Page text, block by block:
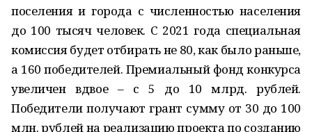
поселения и города с численностью населения
до 100 тысяч человек. С 2021 года специальная
комиссия будет отбирать не 80, как было раньше,
а 160 победителей. Премиальный фонд конкурса
увеличен вдвое – с 5 до 10 млрд. рублей.
Победители получают грант сумму от 30 до 100
млн. рублей на реализацию проекта по созданию